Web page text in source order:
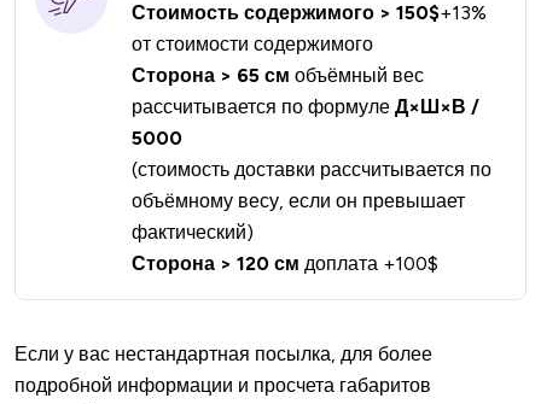
Стоимость содержимого > 150$+13%
от стоимости содержимого
Сторона > 65 см объёмный вес
рассчитывается по формуле Д×Ш×В /
5000
(стоимость доставки рассчитывается по
объёмному весу, если он превышает
фактический)
Сторона > 120 см доплата +100$
Если у вас нестандартная посылка, для более
подробной информации и просчета габаритов